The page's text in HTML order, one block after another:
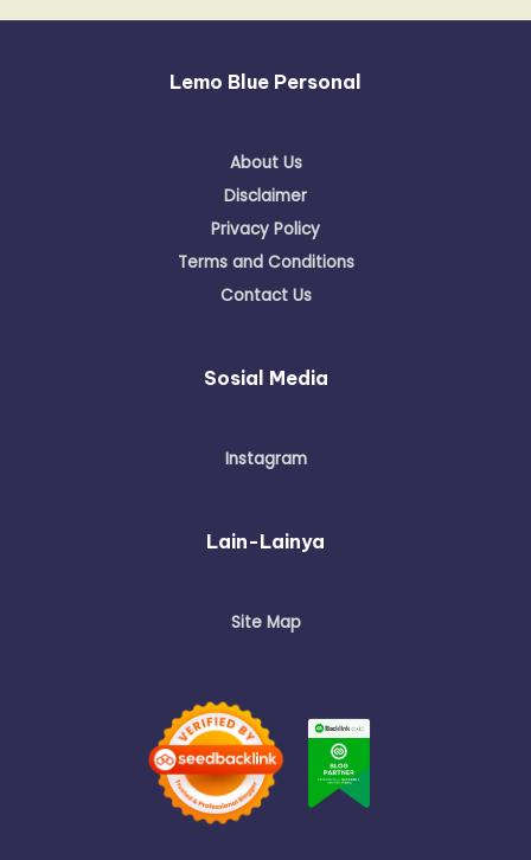
Lemo Blue Personal
About Us
Disclaimer
Privacy Policy
Terms and Conditions
Contact Us
Sosial Media
Instagram
Lain-Lainya
Site Map